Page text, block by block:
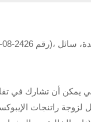
يمكن أن تشارك في